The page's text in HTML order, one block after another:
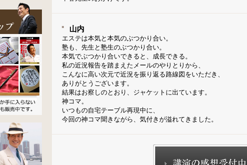
山内
エステは本気と本気のぶつかり合い。
塾も、先生と塾生のぶつかり合い。
本気でぶつかり合いできると、成長できる。
私の近況報告を踏まえたメールのやりとりから、
こんなに高い次元で近況を振り返る路線図をいただき、
ありがとうございます。
結果はお察しのとおり、ジャケットに出ています。
神コマ。
いつもの自宅テーブル再現中に、
今回の神コマ聞きながら、気付きが溢れてきました。